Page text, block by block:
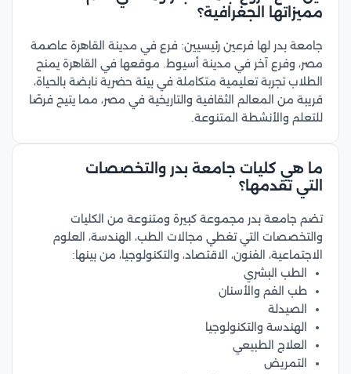
مميزاتها الجغرافية؟
جامعة بدر لها فرعين رئيسيين: فرع في مدينة القاهرة عاصمة
مصر، وفرع آخر في مدينة أسيوط. موقعها في القاهرة يمنح
الطلاب تجربة تعليمية متكاملة في بيئة حضرية نابضة بالحياة،
قريبة من المعالم الثقافية والتاريخية في مصر، مما يتيح فرصًا
للتعلم والأنشطة المتنوعة.
ما هي كليات جامعة بدر والتخصصات
التي تقدمها؟
تضم جامعة بدر مجموعة كبيرة ومتنوعة من الكليات
والتخصصات التي تغطي مجالات الطب، الهندسة، العلوم
الاجتماعية، الفنون، الاقتصاد، والتكنولوجيا، من بينها:
الطب البشري
طب الفم والأسنان
الصيدلة
الهندسة والتكنولوجيا
العلاج الطبيعي
التمريض